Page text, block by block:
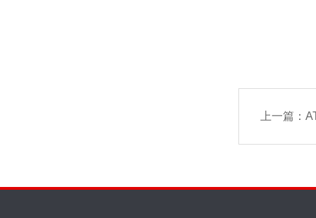
上一篇：